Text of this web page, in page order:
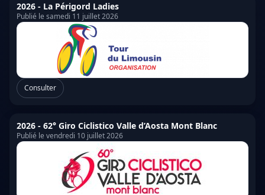
2026 - La Périgord Ladies
Publié le samedi 11 juillet 2026
Consulter
2026 - 62° Giro Ciclistico Valle d’Aosta Mont Blanc
Publié le vendredi 10 juillet 2026